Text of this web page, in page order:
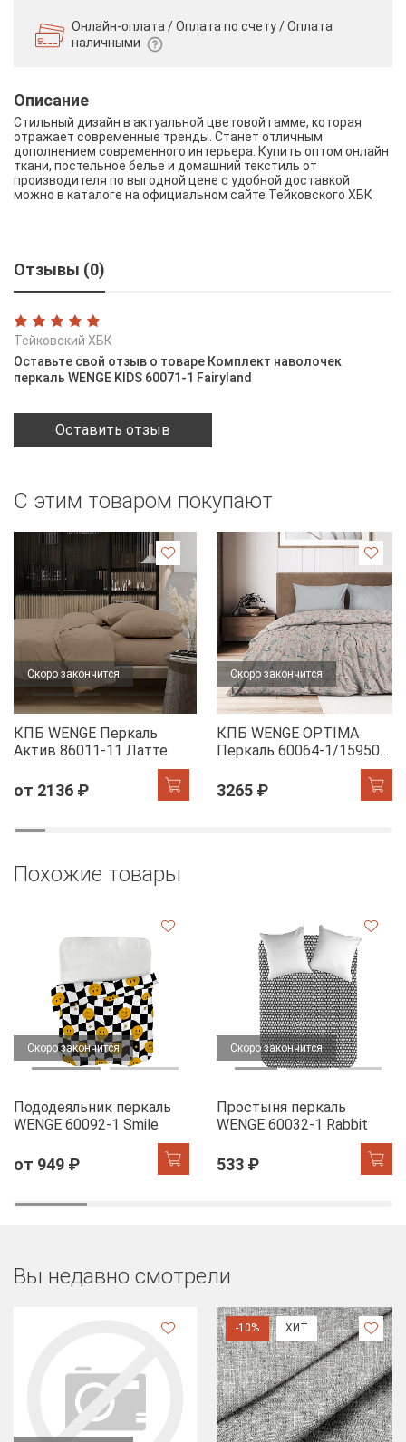
Онлайн-оплата / Оплата по счету /Оплата
наличными
Описание
Стильный дизайн в актуальной цветовой гамме, которая
отражает современные тренды. Станет отличным
дополнением современного интерьера. Купить оптом онлайн
ткани, постельное белье и домашний текстиль от
производителя по выгодной цене с удобной доставкой
можно в каталоге на официальном сайте Тейковского ХБК
Отзывы (0)
Тейковский ХБК
Оставьте свой отзыв о товаре Комплект наволочек
перкаль WENGE KIDS 60071-1 Fairyland
Оставить отзыв
С этим товаром покупают
Скоро закончится
КПБ WENGE Перкаль
Актив 86011-11 Латте
от 2136 ₽
Скоро закончится
КПБ WENGE OPTIMA
Перкаль 60064-1/15950-
3265 ₽
Похожие товары
Скоро закончится
Пододеяльник перкаль
WENGE 60092-1 Smile
от 949 ₽
Скоро закончится
Простыня перкаль
WENGE 60032-1 Rabbit
533 ₽
Вы недавно смотрели
-10% ХИТ